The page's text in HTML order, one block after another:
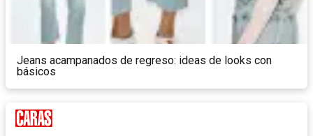
Jeans acampanados de regreso: ideas de looks con
básicos